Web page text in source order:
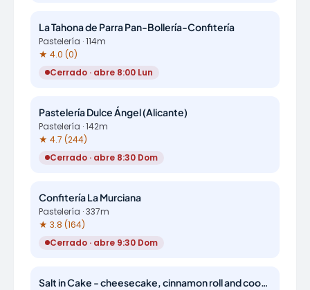
La Tahona de Parra Pan-Bollería-Confitería
Pastelería · 114m
★ 4.0 (0)
Cerrado · abre 8:00 Lun
Pastelería Dulce Ángel (Alicante)
Pastelería · 142m
★ 4.7 (244)
Cerrado · abre 8:30 Dom
Confitería La Murciana
Pastelería · 337m
★ 3.8 (164)
Cerrado · abre 9:30 Dom
Salt in Cake - cheesecake, cinnamon roll and cookie